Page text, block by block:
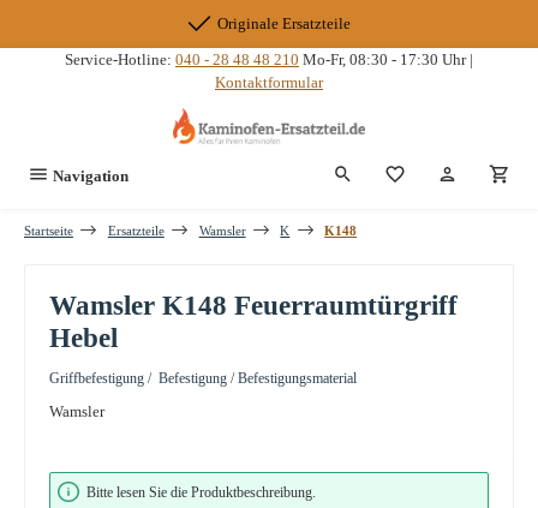
Originale Ersatzteile
Service-Hotline: 040 - 28 48 48 210 Mo-Fr, 08:30 - 17:30 Uhr |
Kontaktformular
Navigation Du hast 0
Startseite Ersatzteile Wamsler K K148
Wamsler K148 Feuerraumtürgriff
Hebel
Griffbefestigung / Befestigung / Befestigungsmaterial
Wamsler
Bildergalerie überspringen
Bitte lesen Sie die Produktbeschreibung.